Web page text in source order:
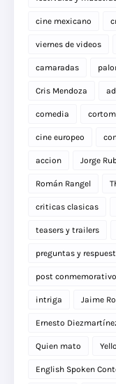
cine mexicano
viernes de videos
camaradas
Cris Mendoza
comedia
cine europeo
accion Jorge
Román Rangel
criticas clasicas
teasers y trailers
preguntas y
post conmemorativo
intriga Jaime
Ernesto
Quien mato
English Spoken